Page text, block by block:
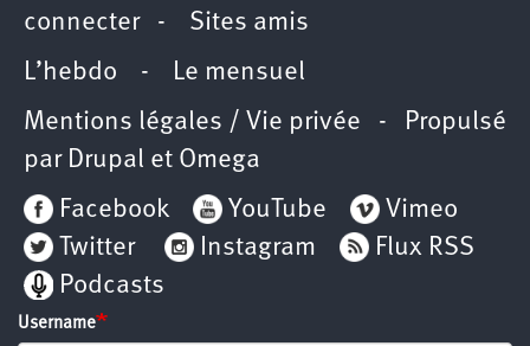
connecter- Sites amis
L’hebdo - Le mensuel
Mentions légales / Vie privée - Propulsé
par Drupal et Omega
Facebook
YouTube
Vimeo
Twitter
Instagram
Flux RSS
Podcasts
Username